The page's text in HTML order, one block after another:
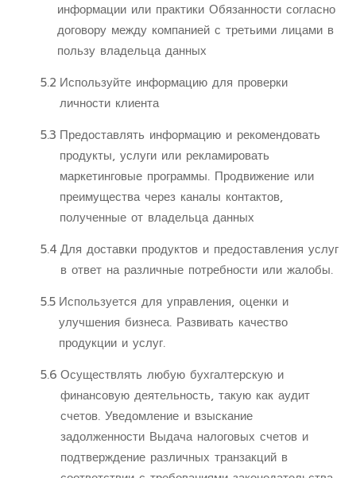
информации или практики Обязанности согласно
договору между компанией с третьими лицами в
пользу владельца данных
5.2 Используйте информацию для проверки
личности клиента
5.3 Предоставлять информацию и рекомендовать
продукты, услуги или рекламировать
маркетинговые программы. Продвижение или
преимущества через каналы контактов,
полученные от владельца данных
5.4 Для доставки продуктов и предоставления услуг
в ответ на различные потребности или жалобы.
5.5 Используется для управления, оценки и
улучшения бизнеса. Развивать качество
продукции и услуг.
5.6 Осуществлять любую бухгалтерскую и
финансовую деятельность, такую ​​как аудит
счетов. Уведомление и взыскание
задолженности Выдача налоговых счетов и
подтверждение различных транзакций в